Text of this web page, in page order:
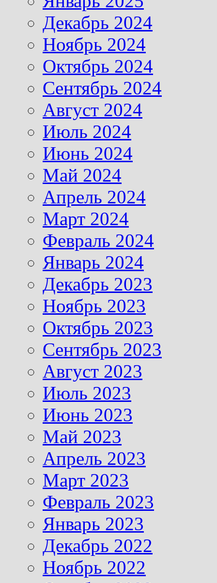
Декабрь 2024
Ноябрь 2024
Октябрь 2024
Сентябрь 2024
Август 2024
Июль 2024
Июнь 2024
Май 2024
Апрель 2024
Март 2024
Февраль 2024
Январь 2024
Декабрь 2023
Ноябрь 2023
Октябрь 2023
Сентябрь 2023
Август 2023
Июль 2023
Июнь 2023
Май 2023
Апрель 2023
Март 2023
Февраль 2023
Январь 2023
Декабрь 2022
Ноябрь 2022